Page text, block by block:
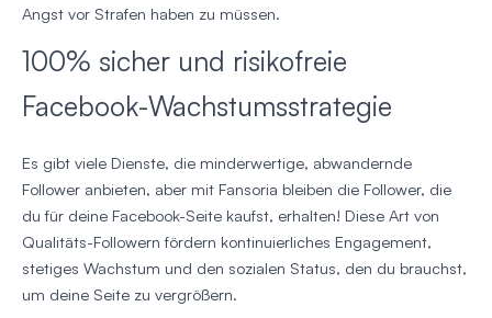
Angst vor Strafen haben zu müssen.
100% sicher und risikofreie
Facebook-Wachstumsstrategie
Es gibt viele Dienste, die minderwertige, abwandernde
Follower anbieten, aber mit Fansoria bleiben die Follower, die
du für deine Facebook-Seite kaufst, erhalten! Diese Art von
Qualitäts-Followern fördern kontinuierliches Engagement,
stetiges Wachstum und den sozialen Status, den du brauchst,
um deine Seite zu vergrößern.